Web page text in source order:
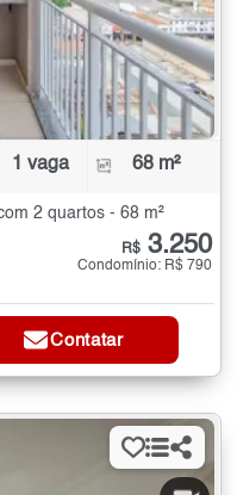
1 vaga 68 m²
2 quartos - 68 m²
R$ 3.250
Condomínio: R$ 790
Contatar